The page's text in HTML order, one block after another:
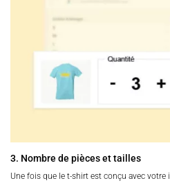
3. Nombre de pièces et tailles
Une fois que le t-shirt est conçu avec